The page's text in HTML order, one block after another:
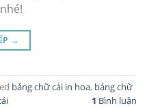
→
bảng chữ cái in hoa, bảng chữ
1 Bình luận